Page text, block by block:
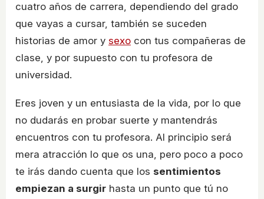
cuatro años de carrera, dependiendo del grado
que vayas a cursar, también se suceden
historias de amor y sexo con tus compañeras de
clase, y por supuesto con tu profesora de
universidad.
Eres joven y un entusiasta de la vida, por lo que
no dudarás en probar suerte y mantendrás
encuentros con tu profesora. Al principio será
mera atracción lo que os una, pero poco a poco
te irás dando cuenta que los sentimientos
empiezan a surgir hasta un punto que tú no